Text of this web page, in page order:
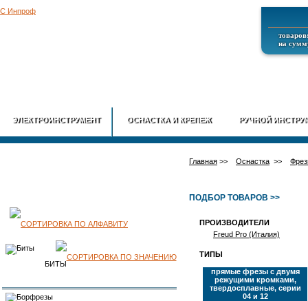
на
ЭЛЕКТРОИНСТРУМЕНТ ОСНАСТКА И КРЕПЕЖ РУЧНОЙ
ПРОДУКЦИИ
БИТЫ
Главная >> Оснастка >>
ПОДБОР ТОВАРОВ >>
ПРОИЗВОДИТЕЛИ
Freud Pro (Италия)
ТИПЫ
прямые фрезы с двумя
режущими кромками,
твердосплавные, серии
04 и 12